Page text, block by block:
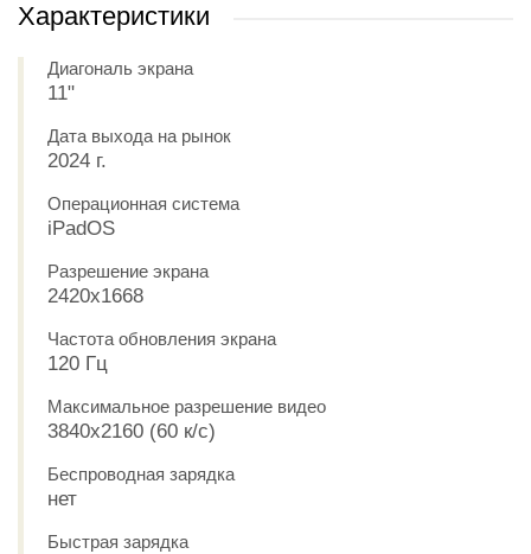
Характеристики
Диагональ экрана
11"
Дата выхода на рынок
2024 г.
Операционная система
iPadOS
Разрешение экрана
2420x1668
Частота обновления экрана
120 Гц
Максимальное разрешение видео
3840x2160 (60 к/с)
Беспроводная зарядка
нет
Быстрая зарядка